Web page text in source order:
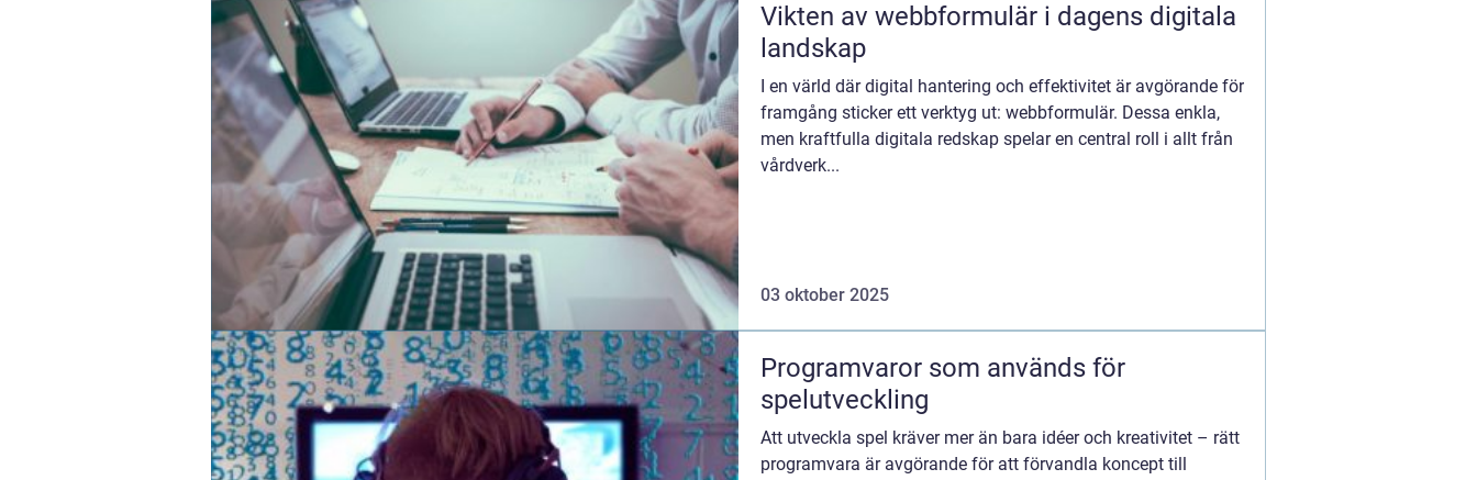
Vikten av webbformulär i dagens digitala
landskap
I en värld där digital hantering och effektivitet är avgörande för
framgång sticker ett verktyg ut: webbformulär. Dessa enkla,
men kraftfulla digitala redskap spelar en central roll i allt från
vårdverk...
03 oktober 2025
Programvaror som används för
spelutveckling
Att utveckla spel kräver mer än bara idéer och kreativitet – rätt
programvara är avgörande för att förvandla koncept till